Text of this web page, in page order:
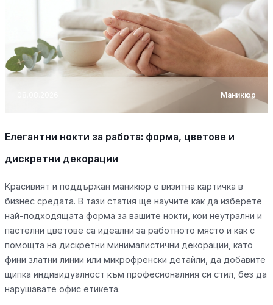
Маникюр
Елегантни нокти за работа: форма, цветове и
дискретни декорации
Красивият и поддържан маникюр е визитна картичка в
бизнес средата. В тази статия ще научите как да изберете
най-подходящата форма за вашите нокти, кои неутрални и
пастелни цветове са идеални за работното място и как с
помощта на дискретни минималистични декорации, като
фини златни линии или микрофренски детайли, да добавите
щипка индивидуалност към професионалния си стил, без да
нарушавате офис етикета.